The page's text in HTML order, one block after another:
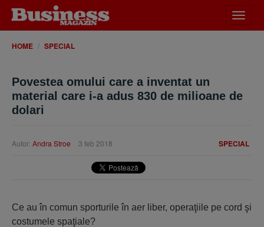
meniu
HOME SPECIAL
Povestea omului care a inventat un
material care i-a adus 830 de milioane de
dolari
SPECIAL
Autor: Andra Stroe 3 feb 2018
Ce au în comun sporturile în aer liber, operaţiile pe cord şi
costumele spaţiale?